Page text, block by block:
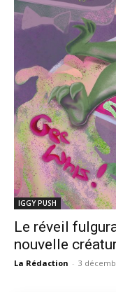
IGGY PUSH
Le réveil
nouvelle
La Rédaction - 3